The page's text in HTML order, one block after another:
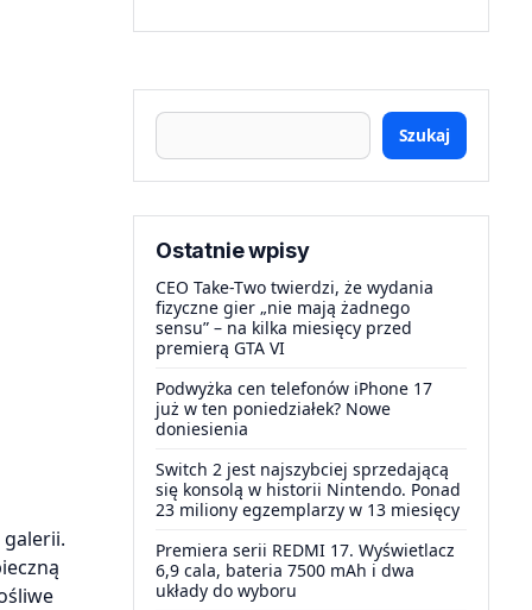
Szukaj
Ostatnie wpisy
CEO Take-Two twierdzi, że wydania
fizyczne gier „nie mają żadnego
sensu” – na kilka miesięcy przed
premierą GTA VI
Podwyżka cen telefonów iPhone 17
już w ten poniedziałek? Nowe
doniesienia
Switch 2 jest najszybciej sprzedającą
się konsolą w historii Nintendo. Ponad
23 miliony egzemplarzy w 13 miesięcy
Premiera serii REDMI 17. Wyświetlacz
6,9 cala, bateria 7500 mAh i dwa
układy do wyboru